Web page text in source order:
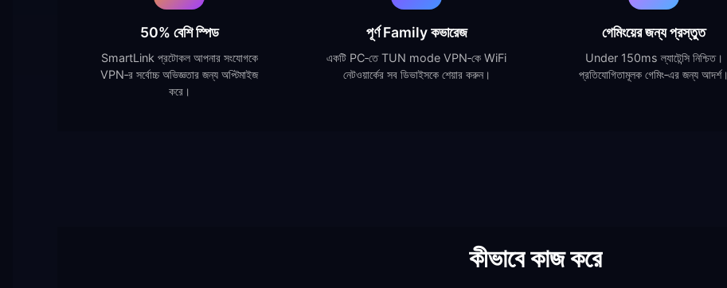
50% বেশি স্পিড
SmartLink প্রটোকল আপনার সংযোগকে
VPN‑র সর্বোচ্চ অভিজ্ঞতার জন্য অপ্টিমাইজ
করে।
পূর্ণ Family কভারেজ
একটি PC‑তে TUN mode VPN‑কে WiFi
নেটওয়ার্কের সব ডিভাইসকে শেয়ার করুন।
গেমিংয়ের জন্য প্রস্তুত
Under 150ms ল্যাটেন্সি নিশ্চিত।
প্রতিযোগিতামূলক গেমিং‑এর জন্য আদর্শ।
কীভাবে কাজ করে